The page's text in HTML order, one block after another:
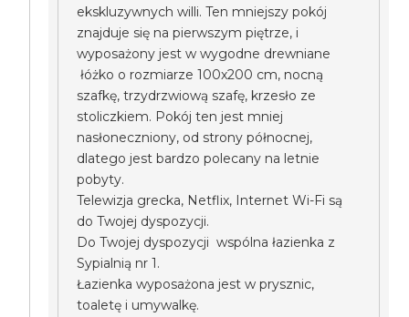
ekskluzywnych willi. Ten mniejszy pokój
znajduje się na pierwszym piętrze, i
wyposażony jest w wygodne drewniane
łóżko o rozmiarze 100x200 cm, nocną
szafkę, trzydrzwiową szafę, krzesło ze
stoliczkiem. Pokój ten jest mniej
nasłoneczniony, od strony północnej,
dlatego jest bardzo polecany na letnie
pobyty.
Telewizja grecka, Netflix, Internet Wi-Fi są
do Twojej dyspozycji.
Do Twojej dyspozycji wspólna łazienka z
Sypialnią nr 1.
Łazienka wyposażona jest w prysznic,
toaletę i umywalkę.